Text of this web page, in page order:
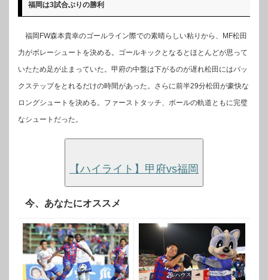
福岡は3試合ぶりの勝利
福岡FW森本貴幸のゴールライン際での素晴らしい粘りから、MF松田
力がボレーシュートを決める。ゴールキックとなるとほとんどが思って
いたため足が止まっていた。甲府の中盤は下がるのが遅れ松田にはバッ
クステップをとれるだけの時間があった。さらに前半29分松田が豪快な
ロングシュートを決める。ファーストタッチ、ボールの軌道ともに完璧
なシュートだった。
【ハイライト】甲府vs福岡
今、あなたにオススメ